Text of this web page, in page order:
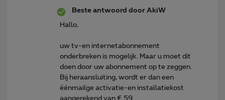
Beste antwoord door AkiW
Hallo,
uw tv-en internetabonnement
onderbreken is mogelijk. Maar u moet dit
doen door uw abonnement op te zeggen.
Bij heraansluiting, wordt er dan een
éénmailge activatie-en installatiekost
aangerekend van € 59.